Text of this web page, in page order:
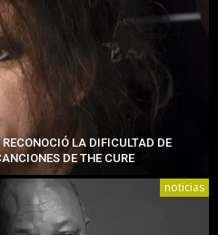
LA DIFICULTAD DE
DE THE CURE
noticias